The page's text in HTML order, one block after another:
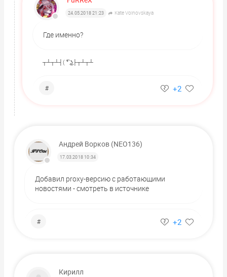
24.05.2018 21:23 Kate Voinovskaya
Где именно?
┬┴┬┴┤( ͡° ͜ʖ├┬┴┬┴
# +2
Андрей Ворков (NEO136)
17.03.2018 10:34
Добавил proxy-версию с работающими
новостями - смотреть в источнике
# +2
Кирилл